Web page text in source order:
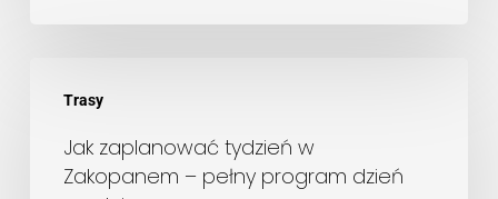
Trasy
zaplanować
tydzieńJak zaplanować tydzień w
Zakopanem – pełny program dzień